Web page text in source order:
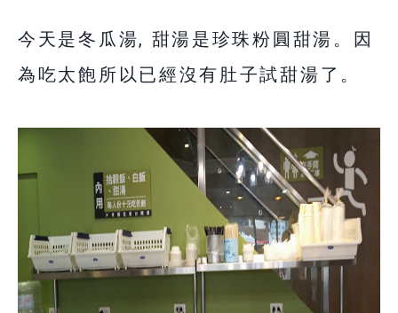
今天是冬瓜湯, 甜湯是珍珠粉圓甜湯。因
為吃太飽所以已經沒有肚子試甜湯了。